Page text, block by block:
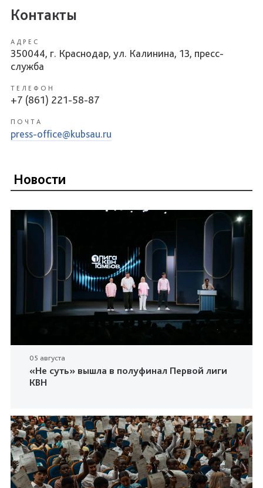
Контакты
АДРЕС
350044, г. Краснодар, ул. Калинина, 13, пресс-
служба
ТЕЛЕФОН
+7 (861) 221-58-87
ПОЧТА
press-office@kubsau.ru
Новости
05 августа
«Не суть» вышла в полуфинал Первой лиги
КВН